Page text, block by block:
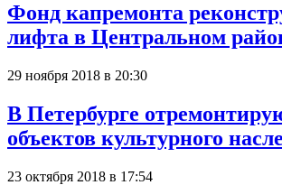
Фонд капремонта
лифта в Центральном
29 ноября 2018 в 20:30
В Петербурге
объектов культурного
23 октября 2018 в 17:54